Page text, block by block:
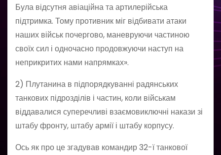
Була відсутня авіаційна та артилерійська
підтримка. Тому противник міг відбивати атаки
наших військ почергово, маневруючи частиною
своїх сил і одночасно продовжуючи наступ на
неприкритих нами напрямках».
2) Плутанина в підпорядкуванні радянських
танкових підрозділів і частин, коли військам
віддавалися суперечливі взаємовиключні накази зі
штабу фронту, штабу армії і штабу корпусу.
Ось як про це згадував командир 32-ї танкової